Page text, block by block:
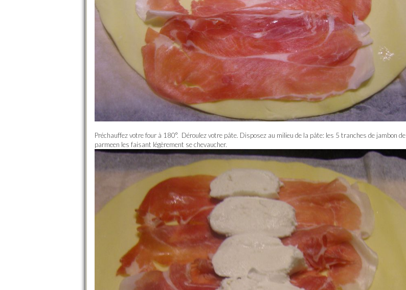
Préchauffez votre four à 180°. Déroulez votre pâte. Disposez au milieu de la pâte: les 5 tranches de jambon de
parmeen les faisant légèrement se chevaucher.